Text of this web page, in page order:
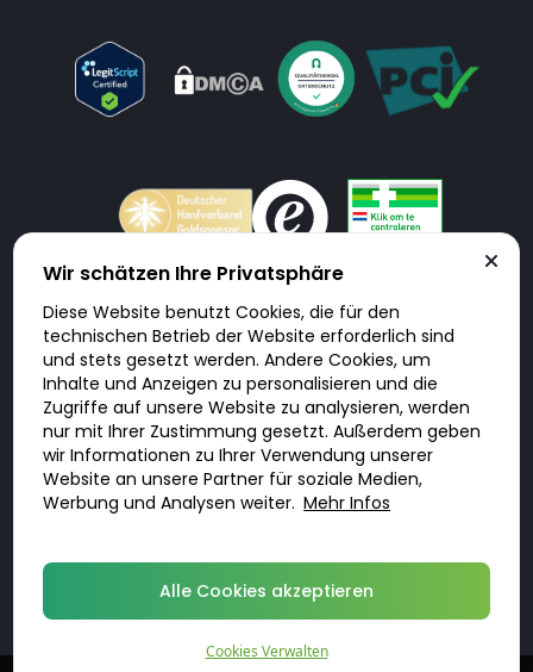
Doktorabc.com ist eine Vermittlungsplattform. Doktorabc ist ausdrücklich
keine Internetapotheke. Doktorabc bietet keine Medikamente oder
sonstige Produkte an oder liefert diese. Jegliche Informationen zu
Produkten, Medikamenten und Preisen auf der Internetseite beinhalten
kein Angebot von Doktorabc an Sie. Für die Einhaltung der in Ihrem Land
geltenden Gesetze und sonstigen Rechtsvorschriften sind Sie als Nutzer
selbst verantwortlich. Die Nutzung unseres Services auf Doktorabc durch
Sie erfolgt auf eigenes Risiko und in eigener Verantwortung. Sie erklären,
diese Internetseite aus eigener Initiative zu besuchen und zu nutzen.
Wir schätzen Ihre Privatsphäre
Diese Website benutzt Cookies, die für den
technischen Betrieb der Website erforderlich sind
und stets gesetzt werden. Andere Cookies, um
Inhalte und Anzeigen zu personalisieren und die
Zugriffe auf unsere Website zu analysieren, werden
nur mit Ihrer Zustimmung gesetzt. Außerdem geben
wir Informationen zu Ihrer Verwendung unserer
Website an unsere Partner für soziale Medien,
Werbung und Analysen weiter. Mehr Infos
Alle Cookies akzeptieren
Cookies Verwalten